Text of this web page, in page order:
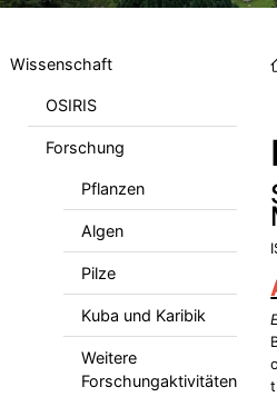
Wissenschaft
OSIRIS
Forschung
Pflanzen
Algen
Pilze
Kuba und Karibik
Weitere
Forschungaktivitäten